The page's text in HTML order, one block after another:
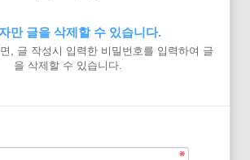
만 글을 삭제할 수 있습니다.
, 글 작성시 입력한 비밀번호를 입력하여 글
을 삭제할 수 있습니다.